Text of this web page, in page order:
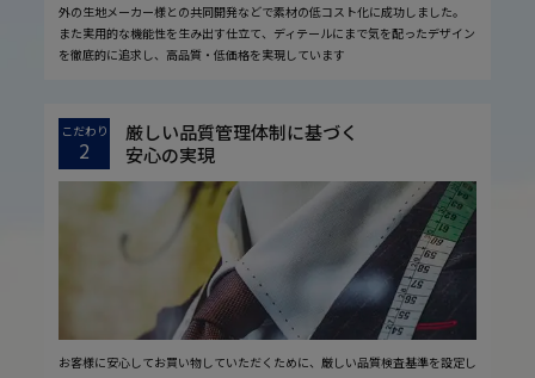
外の生地メーカー様との共同開発などで素材の低コスト化に成功しました。
また実用的な機能性を生み出す仕立て、ディテールにまで気を配ったデザイン
を徹底的に追求し、高品質・低価格を実現しています
こだわり
2
厳しい品質管理体制に基づく
安心の実現
お客様に安心してお買い物していただくために、厳しい品質検査基準を設定し